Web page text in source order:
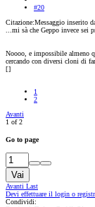
#20
Citazione:Messaggio inserito
...mi sà che Geppo invece sei
Noooo, e impossibile almeno
cercando con diversi cloni di
[]
1
2
Avanti
1 of 2
Go to page
Vai
Avanti Last
Devi effettuare il login o
Condividi: